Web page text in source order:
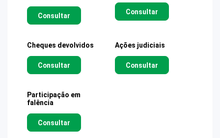
Consultar Consultar
Cheques devolvidos
Consultar
Ações judiciais
Consultar
Participação em
falência
Consultar